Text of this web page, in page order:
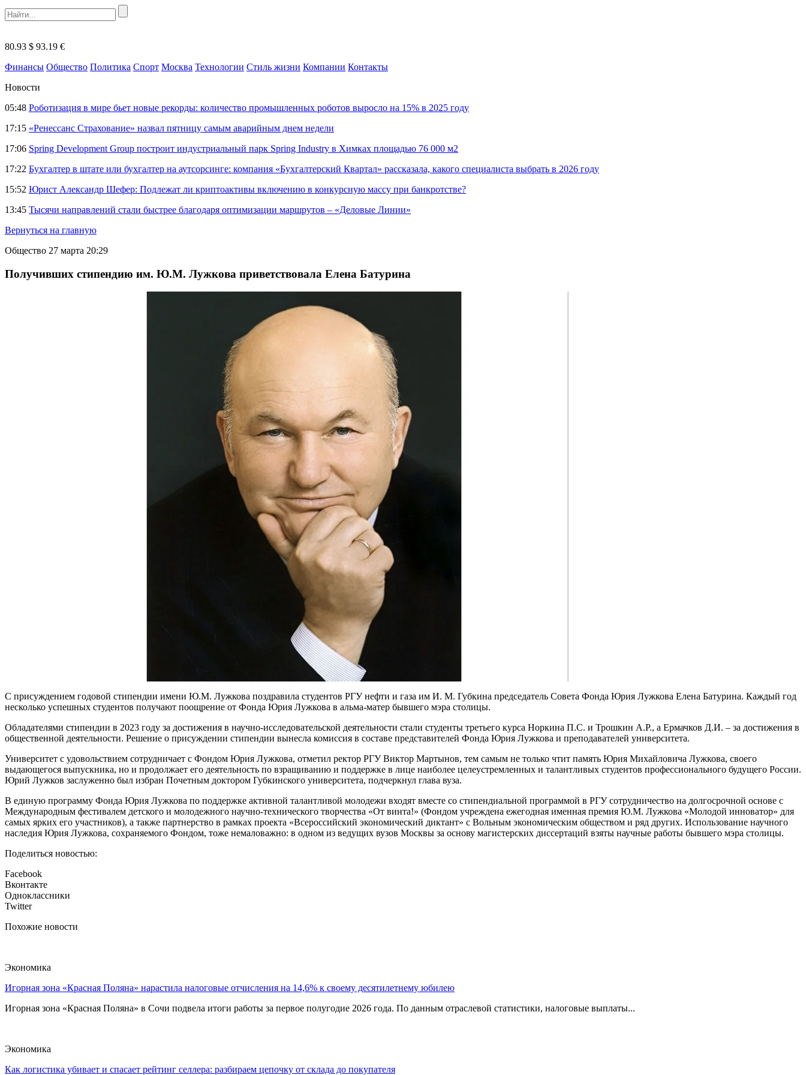
80.93 $ 93.19 €
Финансы Общество Политика Спорт Москва Технологии Стиль жизни Компании Контакты
Новости
05:48 Роботизация в мире бьет новые рекорды: количество промышленных роботов выросло на 15% в 2025 году
17:15 «Ренессанс Страхование» назвал пятницу самым аварийным днем недели
17:06 Spring Development Group построит индустриальный парк Spring Industry в Химках площадью 76 000 м2
17:22 Бухгалтер в штате или бухгалтер на аутсорсинге: компания «Бухгалтерский Квартал» рассказала, какого специалиста выбрать в 2026 году
15:52 Юрист Александр Шефер: Подлежат ли криптоактивы включению в конкурсную массу при банкротстве?
13:45 Тысячи направлений стали быстрее благодаря оптимизации маршрутов – «Деловые Линии»
Вернуться на главную
Общество 27 марта 20:29
Получивших стипендию им. Ю.М. Лужкова приветствовала Елена Батурина
С присуждением годовой стипендии имени Ю.М. Лужкова поздравила студентов РГУ нефти и газа им И. М. Губкина председатель Совета Фонда Юрия Лужкова Елена Батурина. Каждый год
несколько успешных студентов получают поощрение от Фонда Юрия Лужкова в альма-матер бывшего мэра столицы.
Обладателями стипендии в 2023 году за достижения в научно-исследовательской деятельности стали студенты третьего курса Норкина П.С. и Трошкин А.Р., а Ермачков Д.И. – за достижения в
общественной деятельности. Решение о присуждении стипендии вынесла комиссия в составе представителей Фонда Юрия Лужкова и преподавателей университета.
Университет с удовольствием сотрудничает с Фондом Юрия Лужкова, отметил ректор РГУ Виктор Мартынов, тем самым не только чтит память Юрия Михайловича Лужкова, своего
выдающегося выпускника, но и продолжает его деятельность по взращиванию и поддержке в лице наиболее целеустремленных и талантливых студентов профессионального будущего России.
Юрий Лужков заслуженно был избран Почетным доктором Губкинского университета, подчеркнул глава вуза.
В единую программу Фонда Юрия Лужкова по поддержке активной талантливой молодежи входят вместе со стипендиальной программой в РГУ сотрудничество на долгосрочной основе с
Международным фестивалем детского и молодежного научно-технического творчества «От винта!» (Фондом учреждена ежегодная именная премия Ю.М. Лужкова «Молодой инноватор» для
самых ярких его участников), а также партнерство в рамках проекта «Всероссийский экономический диктант» с Вольным экономическим обществом и ряд других. Использование научного
наследия Юрия Лужкова, сохраняемого Фондом, тоже немаловажно: в одном из ведущих вузов Москвы за основу магистерских диссертаций взяты научные работы бывшего мэра столицы.
Поделиться новостью:
Facebook
Вконтакте
Одноклассники
Twitter
Похожие новости
Экономика
Игорная зона «Красная Поляна» нарастила налоговые отчисления на 14,6% к своему десятилетнему юбилею
Игорная зона «Красная Поляна» в Сочи подвела итоги работы за первое полугодие 2026 года. По данным отраслевой статистики, налоговые выплаты...
Экономика
Как логистика убивает и спасает рейтинг селлера: разбираем цепочку от склада до покупателя